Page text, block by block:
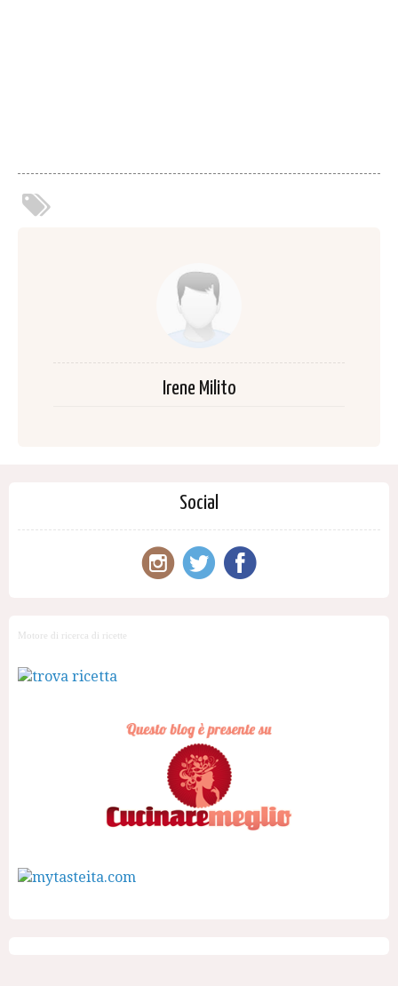
Irene Milito
Social
Motore di ricerca di ricette